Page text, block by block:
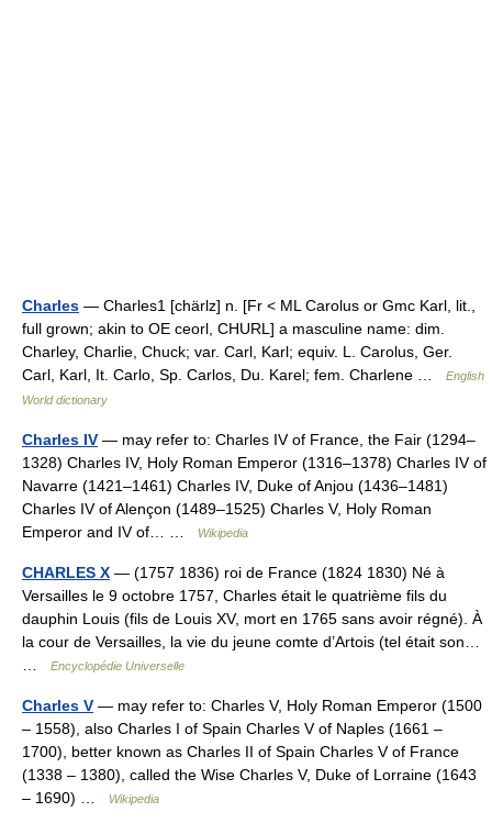
Charles — Charles1 [chärlz] n. [Fr < ML Carolus or Gmc Karl, lit.,
full grown; akin to OE ceorl, CHURL] a masculine name: dim.
Charley, Charlie, Chuck; var. Carl, Karl; equiv. L. Carolus, Ger.
Carl, Karl, It. Carlo, Sp. Carlos, Du. Karel; fem. Charlene …
English
World dictionary
Charles IV — may refer to: Charles IV of France, the Fair (1294–
1328) Charles IV, Holy Roman Emperor (1316–1378) Charles IV of
Navarre (1421–1461) Charles IV, Duke of Anjou (1436–1481)
Charles IV of Alençon (1489–1525) Charles V, Holy Roman
Emperor and IV of… …
Wikipedia
CHARLES X — (1757 1836) roi de France (1824 1830) Né à
Versailles le 9 octobre 1757, Charles était le quatrième fils du
dauphin Louis (fils de Louis XV, mort en 1765 sans avoir régné). À
la cour de Versailles, la vie du jeune comte d’Artois (tel était son…
Encyclopédie Universelle
Charles V — may refer to: Charles V, Holy Roman Emperor (1500
– 1558), also Charles I of Spain Charles V of Naples (1661 –
1700), better known as Charles II of Spain Charles V of France
(1338 – 1380), called the Wise Charles V, Duke of Lorraine (1643
– 1690) …
Wikipedia